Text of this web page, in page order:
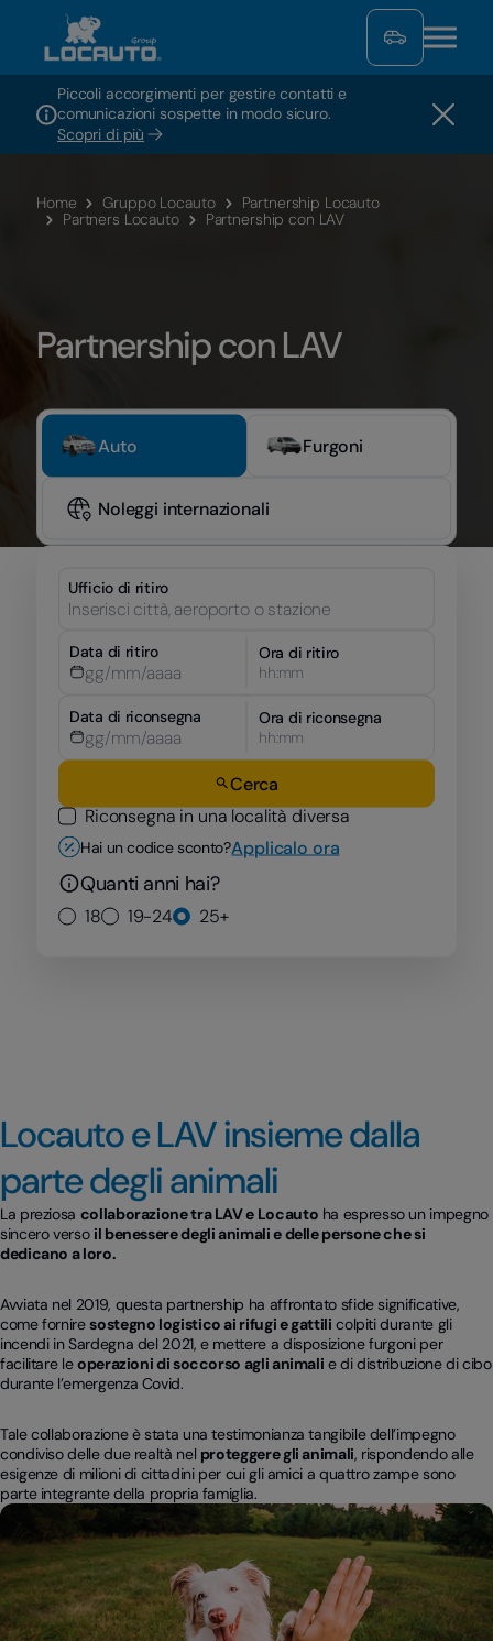
Piccoli accorgimenti per gestire contatti e
comunicazioni sospette in modo sicuro.
Scopri di più
Home Gruppo Locauto
Partnership Locauto
Partners Locauto
Partnership con LAV
Partnership con LAV
Auto Furgoni
Noleggi internazionali
Ufficio di ritiro
Data di ritiro
Ora di ritiro
hh:mm
Data di riconsegna
Ora di riconsegna
hh:mm
Cerca
Riconsegna in una località diversa
Hai un codice sconto?Applicalo ora
Quanti anni hai?
18 19-24 25+
Locauto e LAV insieme dalla
parte degli animali
La preziosa collaborazione tra LAV e Locauto ha espresso un impegno
sincero verso il benessere degli animali e delle persone che si
dedicano a loro.
Avviata nel 2019, questa partnership ha affrontato sfide significative,
come forniresostegno logistico ai rifugi e gattili colpiti durante gli
incendi in Sardegna del 2021, e mettere a disposizione furgoni per
facilitare leoperazioni di soccorso agli animali e di distribuzione di cibo
durante l’emergenza Covid.
Tale collaborazione è stata una testimonianza tangibile dell’impegno
condiviso delle due realtà nel proteggere gli animali, rispondendo alle
esigenze di milioni di cittadini per cui gli amici a quattro zampe sono
parte integrante della propria famiglia.